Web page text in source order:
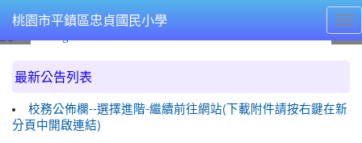
桃園市平鎮區忠貞國民小學
最新公告列表
校務公佈欄--選擇進階-繼續前往網站(下載附件請按右鍵在新
分頁中開啟連結)